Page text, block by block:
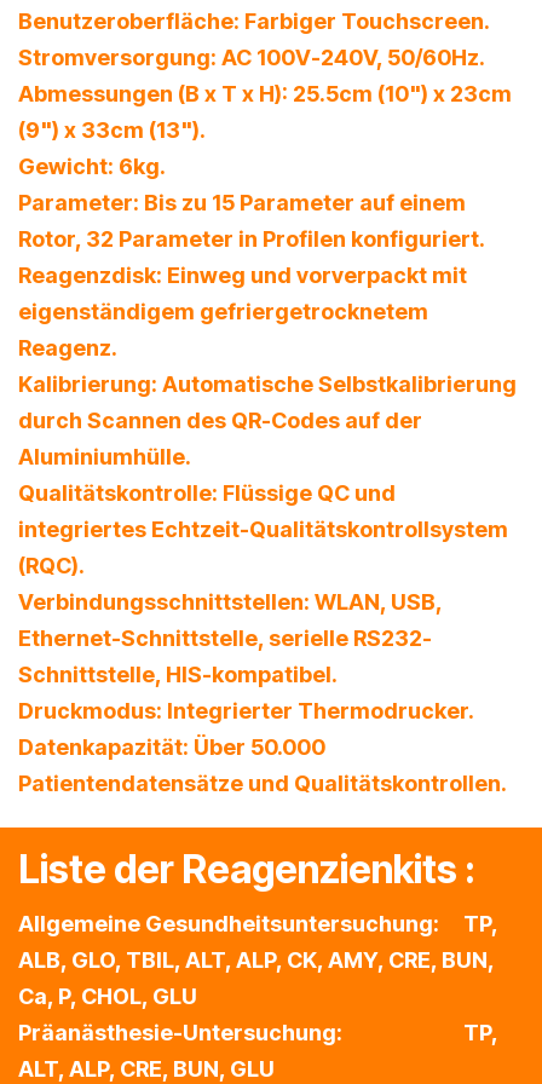
Benutzeroberfläche: Farbiger Touchscreen.
Stromversorgung: AC 100V-240V, 50/60Hz.
Abmessungen (B x T x H): 25.5cm (10") x 23cm
(9") x 33cm (13").
Gewicht: 6kg.
Parameter: Bis zu 15 Parameter auf einem
Rotor, 32 Parameter in Profilen konfiguriert.
Reagenzdisk: Einweg und vorverpackt mit
eigenständigem gefriergetrocknetem
Reagenz.
Kalibrierung: Automatische Selbstkalibrierung
durch Scannen des QR-Codes auf der
Aluminiumhülle.
Qualitätskontrolle: Flüssige QC und
integriertes Echtzeit-Qualitätskontrollsystem
(RQC).
Verbindungsschnittstellen: WLAN, USB,
Ethernet-Schnittstelle, serielle RS232-
Schnittstelle, HIS-kompatibel.
Druckmodus: Integrierter Thermodrucker.
Datenkapazität: Über 50.000
Patientendatensätze und Qualitätskontrollen.
Liste der Reagenzienkits :
Allgemeine Gesundheitsuntersuchung: TP,
ALB, GLO, TBIL, ALT, ALP, CK, AMY, CRE, BUN,
Ca, P, CHOL, GLU
Präanästhesie-Untersuchung: TP,
ALT, ALP, CRE, BUN, GLU